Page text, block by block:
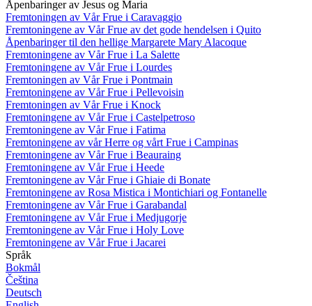
Åpenbaringer av Jesus og Maria
Fremtoningen av Vår Frue i Caravaggio
Fremtoningene av Vår Frue av det gode hendelsen i Quito
Åpenbaringer til den hellige Margarete Mary Alacoque
Fremtoningene av Vår Frue i La Salette
Fremtoningene av Vår Frue i Lourdes
Fremtoningen av Vår Frue i Pontmain
Fremtoningene av Vår Frue i Pellevoisin
Fremtoningen av Vår Frue i Knock
Fremtoningene av Vår Frue i Castelpetroso
Fremtoningene av Vår Frue i Fatima
Fremtoningene av vår Herre og vårt Frue i Campinas
Fremtoningene av Vår Frue i Beauraing
Fremtoningene av Vår Frue i Heede
Fremtoningene av Vår Frue i Ghiaie di Bonate
Fremtoningene av Rosa Mistica i Montichiari og Fontanelle
Fremtoningene av Vår Frue i Garabandal
Fremtoningene av Vår Frue i Medjugorje
Fremtoningene av Vår Frue i Holy Love
Fremtoningene av Vår Frue i Jacarei
Språk
Bokmål
Čeština
Deutsch